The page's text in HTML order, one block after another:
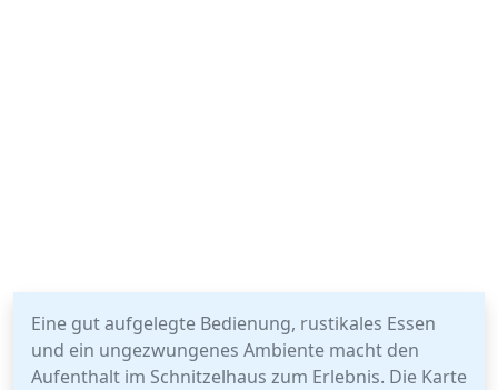
Eine gut aufgelegte Bedienung, rustikales Essen
und ein ungezwungenes Ambiente macht den
Aufenthalt im Schnitzelhaus zum Erlebnis. Die Karte